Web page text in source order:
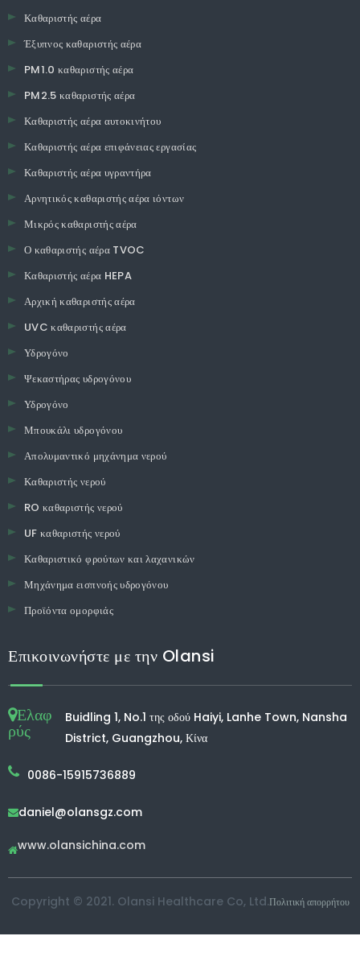
Καθαριστής αέρα
Έξυπνος καθαριστής αέρα
PM1.0 καθαριστής αέρα
PM2.5 καθαριστής αέρα
Καθαριστής αέρα αυτοκινήτου
Καθαριστής αέρα επιφάνειας εργασίας
Καθαριστής αέρα υγραντήρα
Αρνητικός καθαριστής αέρα ιόντων
Μικρός καθαριστής αέρα
Ο καθαριστής αέρα TVOC
Καθαριστής αέρα HEPA
Αρχική καθαριστής αέρα
UVC καθαριστής αέρα
Υδρογόνο
Ψεκαστήρας υδρογόνου
Υδρογόνο
Μπουκάλι υδρογόνου
Απολυμαντικό μηχάνημα νερού
Καθαριστής νερού
RO καθαριστής νερού
UF καθαριστής νερού
Καθαριστικό φρούτων και λαχανικών
Μηχάνημα εισπνοής υδρογόνου
Προϊόντα ομορφιάς
Επικοινωνήστε με την Olansi
Ελαφ
ρύς
Buidling 1, No.1 της οδού Haiyi, Lanhe Town, Nansha
District, Guangzhou, Κίνα
0086-15915736889
daniel@olansgz.com
www.olansichina.com
Copyright © 2021. Olansi Healthcare Co, Ltd.Πολιτική απορρήτου